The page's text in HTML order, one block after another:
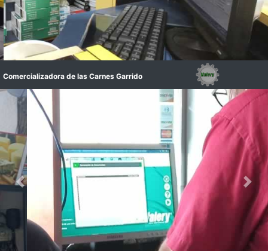
Actualización a Valery SMB 2020, mantenimiento y configuración
frecuente.
Comercializadora de las Carnes Garrido